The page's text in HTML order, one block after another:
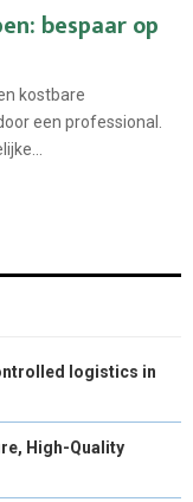
bespaar op
kostbare
een professional.
logistics in
High-Quality